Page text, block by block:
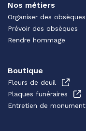
Nos métiers
Organiser des obsèques
Prévoir des obsèques
Rendre hommage
Boutique
Fleurs de deuil
Plaques funéraires
Entretien de monument